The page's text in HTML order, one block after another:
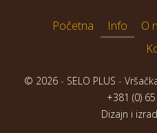
Početna Info O
© 2026 - SELO PLUS -
+381 (0)
Dizajn i